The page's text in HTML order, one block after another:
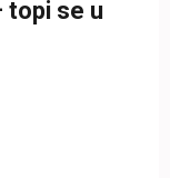
topi se u